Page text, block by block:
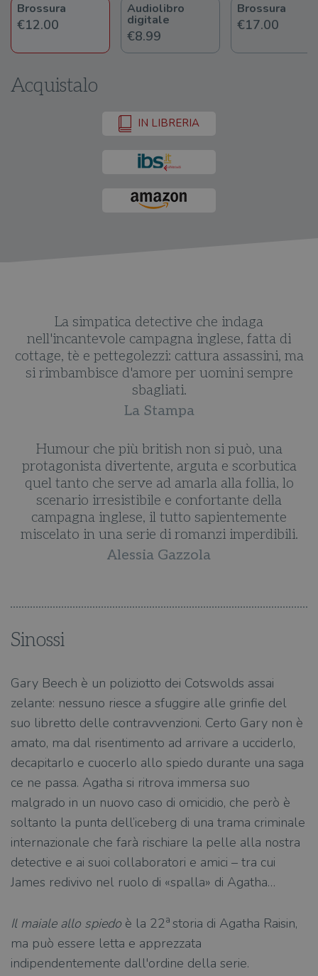
Brossura
€12.00
Audiolibro
digitale
€8.99
Brossura
€17.00
Acquistalo
IN LIBRERIA
La simpatica detective che indaga
nell'incantevole campagna inglese, fatta di
cottage, tè e pettegolezzi: cattura assassini, ma
si rimbambisce d'amore per uomini sempre
sbagliati.
La Stampa
Humour che più british non si può, una
protagonista divertente, arguta e scorbutica
quel tanto che serve ad amarla alla follia, lo
scenario irresistibile e confortante della
campagna inglese, il tutto sapientemente
miscelato in una serie di romanzi imperdibili.
Alessia Gazzola
Sinossi
Gary Beech è un poliziotto dei Cotswolds assai
zelante: nessuno riesce a sfuggire alle grinfie del
suo libretto delle contravvenzioni. Certo Gary non è
amato, ma dal risentimento ad arrivare a ucciderlo,
decapitarlo e cuocerlo allo spiedo durante una saga
ce ne passa. Agatha si ritrova immersa suo
malgrado in un nuovo caso di omicidio, che però è
soltanto la punta dell’iceberg di una trama criminale
internazionale che farà rischiare la pelle alla nostra
detective e ai suoi collaboratori e amici – tra cui
James redivivo nel ruolo di «spalla» di Agatha…
Il maiale allo spiedo è la 22a storia di Agatha Raisin,
ma può essere letta e apprezzata
indipendentemente dall'ordine della serie.